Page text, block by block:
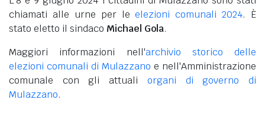
chiamati alle urne per leelezioni comunali 2024. È
stato eletto il sindaco Michael Gola.
Maggiori informazioni nell'archivio storico delle
elezioni comunali di Mulazzano e nell'Amministrazione
comunale con gli attuali organi di governo di
Mulazzano.